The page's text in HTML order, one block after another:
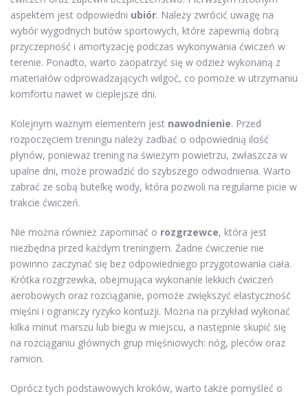
aspektem jest odpowiedni ubiór. Należy zwrócić uwagę na
wybór wygodnych butów sportowych, które zapewnią dobrą
przyczepność i amortyzację podczas wykonywania ćwiczeń w
terenie. Ponadto, warto zaopatrzyć się w odzież wykonaną z
materiałów odprowadzających wilgoć, co pomoże w utrzymaniu
komfortu nawet w cieplejsze dni.
Kolejnym ważnym elementem jest nawodnienie. Przed
rozpoczęciem treningu należy zadbać o odpowiednią ilość
płynów, ponieważ trening na świeżym powietrzu, zwłaszcza w
upalne dni, może prowadzić do szybszego odwodnienia. Warto
zabrać ze sobą butelkę wody, która pozwoli na regularne picie w
trakcie ćwiczeń.
Nie można również zapominać o rozgrzewce, która jest
niezbędna przed każdym treningiem. Żadne ćwiczenie nie
powinno zaczynać się bez odpowiedniego przygotowania ciała.
Krótka rozgrzewka, obejmująca wykonanie lekkich ćwiczeń
aerobowych oraz rozciąganie, pomoże zwiększyć elastyczność
mięśni i ograniczy ryzyko kontuzji. Można na przykład wykonać
kilka minut marszu lub biegu w miejscu, a następnie skupić się
na rozciąganiu głównych grup mięśniowych: nóg, pleców oraz
ramion.
Oprócz tych podstawowych kroków, warto także pomyśleć o